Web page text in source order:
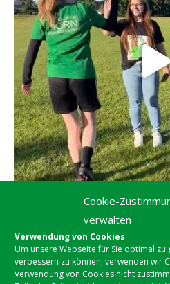
Cookie-
verwalten
Verwendung von Cookies
Um unsere Webseite für Sie optimal
verbessern zu können, verwenden wir
Verwendung von Cookies nicht